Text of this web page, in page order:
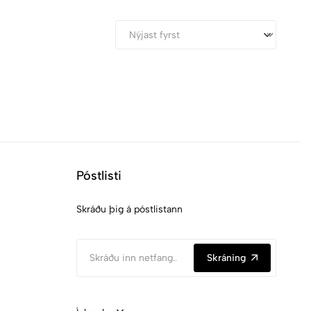
Póstlisti
Skráðu þig á póstlistann
Skráning